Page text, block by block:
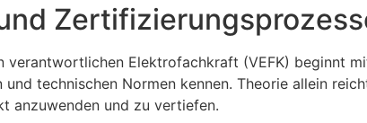
verantwortlichen Elektrofachkraft (VEFK) beginnt
technischen Normen kennen. Theorie allein
anzuwenden und zu vertiefen.